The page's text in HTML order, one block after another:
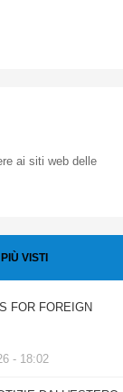
ai siti web delle
PIÙ VISTI
FOR FOREIGN
- 18:02